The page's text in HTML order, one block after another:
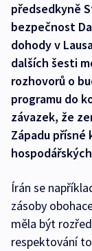
předsedkyně
bezpečnost
dohody v
dalších šesti
rozhovorů o
programu do
závazek, že
Západu
Írán se
zásoby
měla být
respektování